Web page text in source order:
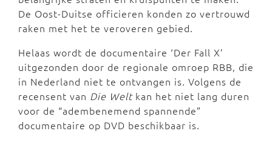
De Oost-Duitse officieren konden zo vertrouwd
raken met het te veroveren gebied.
Helaas wordt de documentaire ‘Der Fall X’
uitgezonden door de regionale omroep RBB, die
in Nederland niet te ontvangen is. Volgens de
recensent van Die Weltkan het niet lang duren
voor de “adembenemend spannende”
documentaire op DVD beschikbaar is.